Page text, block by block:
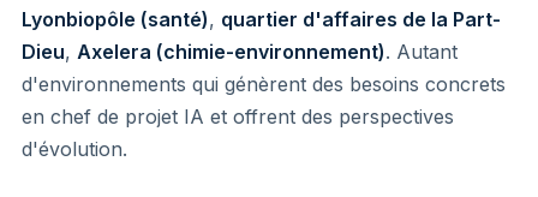
Lyonbiopôle (santé), quartier d'affaires de la Part-
Dieu, Axelera (chimie-environnement). Autant
d'environnements qui génèrent des besoins concrets
en chef de projet IA et offrent des perspectives
d'évolution.